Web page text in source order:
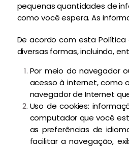
pequenas quantidades de
como você espera. As
De acordo com esta Política
diversas formas, incluindo,
Por meio do navegador
acesso à internet, como
navegador de Internet
Uso de cookies:
computador que você
as preferências de
facilitar a navegação,